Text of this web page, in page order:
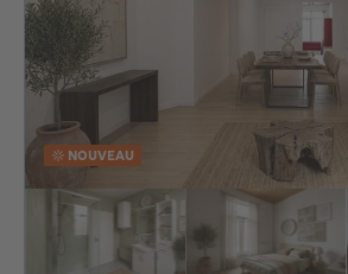
NOUVEAU